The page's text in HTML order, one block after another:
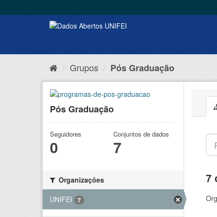
Grupos Pós Graduação
Pós Graduação
Seguidores
0
Conjuntos de dados
7
Organizações
UNIFEI
7
7